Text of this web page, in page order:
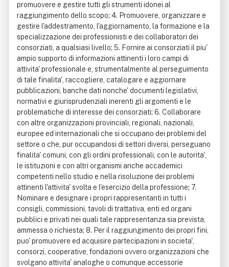
promuovere e gestire tutti gli strumenti idonei al
raggiungimento dello scopo; 4. Promuovere, organizzare e
gestire l'addestramento, l'aggiornamento, la formazione e la
specializzazione dei professionisti e dei collaboratori dei
consorziati, a qualsiasi livello; 5. Fornire ai consorziati il piu'
ampio supporto di informazioni attinenti i loro campi di
attivita' professionale e, strumentalmente al perseguimento
di tale finalita', raccogliere, catalogare e aggiornare
pubblicazioni, banche dati nonche' documenti legislativi,
normativi e giurisprudenziali inerenti gli argomenti e le
problematiche di interesse dei consorziati; 6. Collaborare
con altre organizzazioni provinciali, regionali, nazionali,
europee ed internazionali che si occupano dei problemi del
settore o che, pur occupandosi di settori diversi, perseguano
finalita' comuni, con gli ordini professionali, con le autorita',
le istituzioni e con altri organismi anche accademici
competenti nello studio e nella risoluzione dei problemi
attinenti l'attivita' svolta e l'esercizio della professione; 7.
Nominare e designare i propri rappresentanti in tutti i
consigli, commissioni, tavoli di trattativa, enti ed organi
pubblici e privati nei quali tale rappresentanza sia prevista,
ammessa o richiesta; 8. Per il raggiungimento dei propri fini,
puo' promuovere ed acquisire partecipazioni in societa',
consorzi, cooperative, fondazioni ovvero organizzazioni che
svolgano attivita' analoghe o comunque accessorie